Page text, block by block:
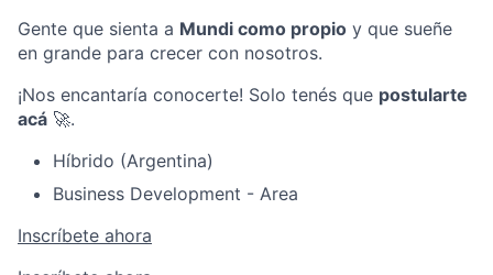
Gente que sienta a Mundi como propio y que sueñe
en grande para crecer con nosotros.
¡Nos encantaría conocerte! Solo tenés que postularte
acá 🚀.
Híbrido (Argentina)
Business Development - Area
Inscríbete ahora